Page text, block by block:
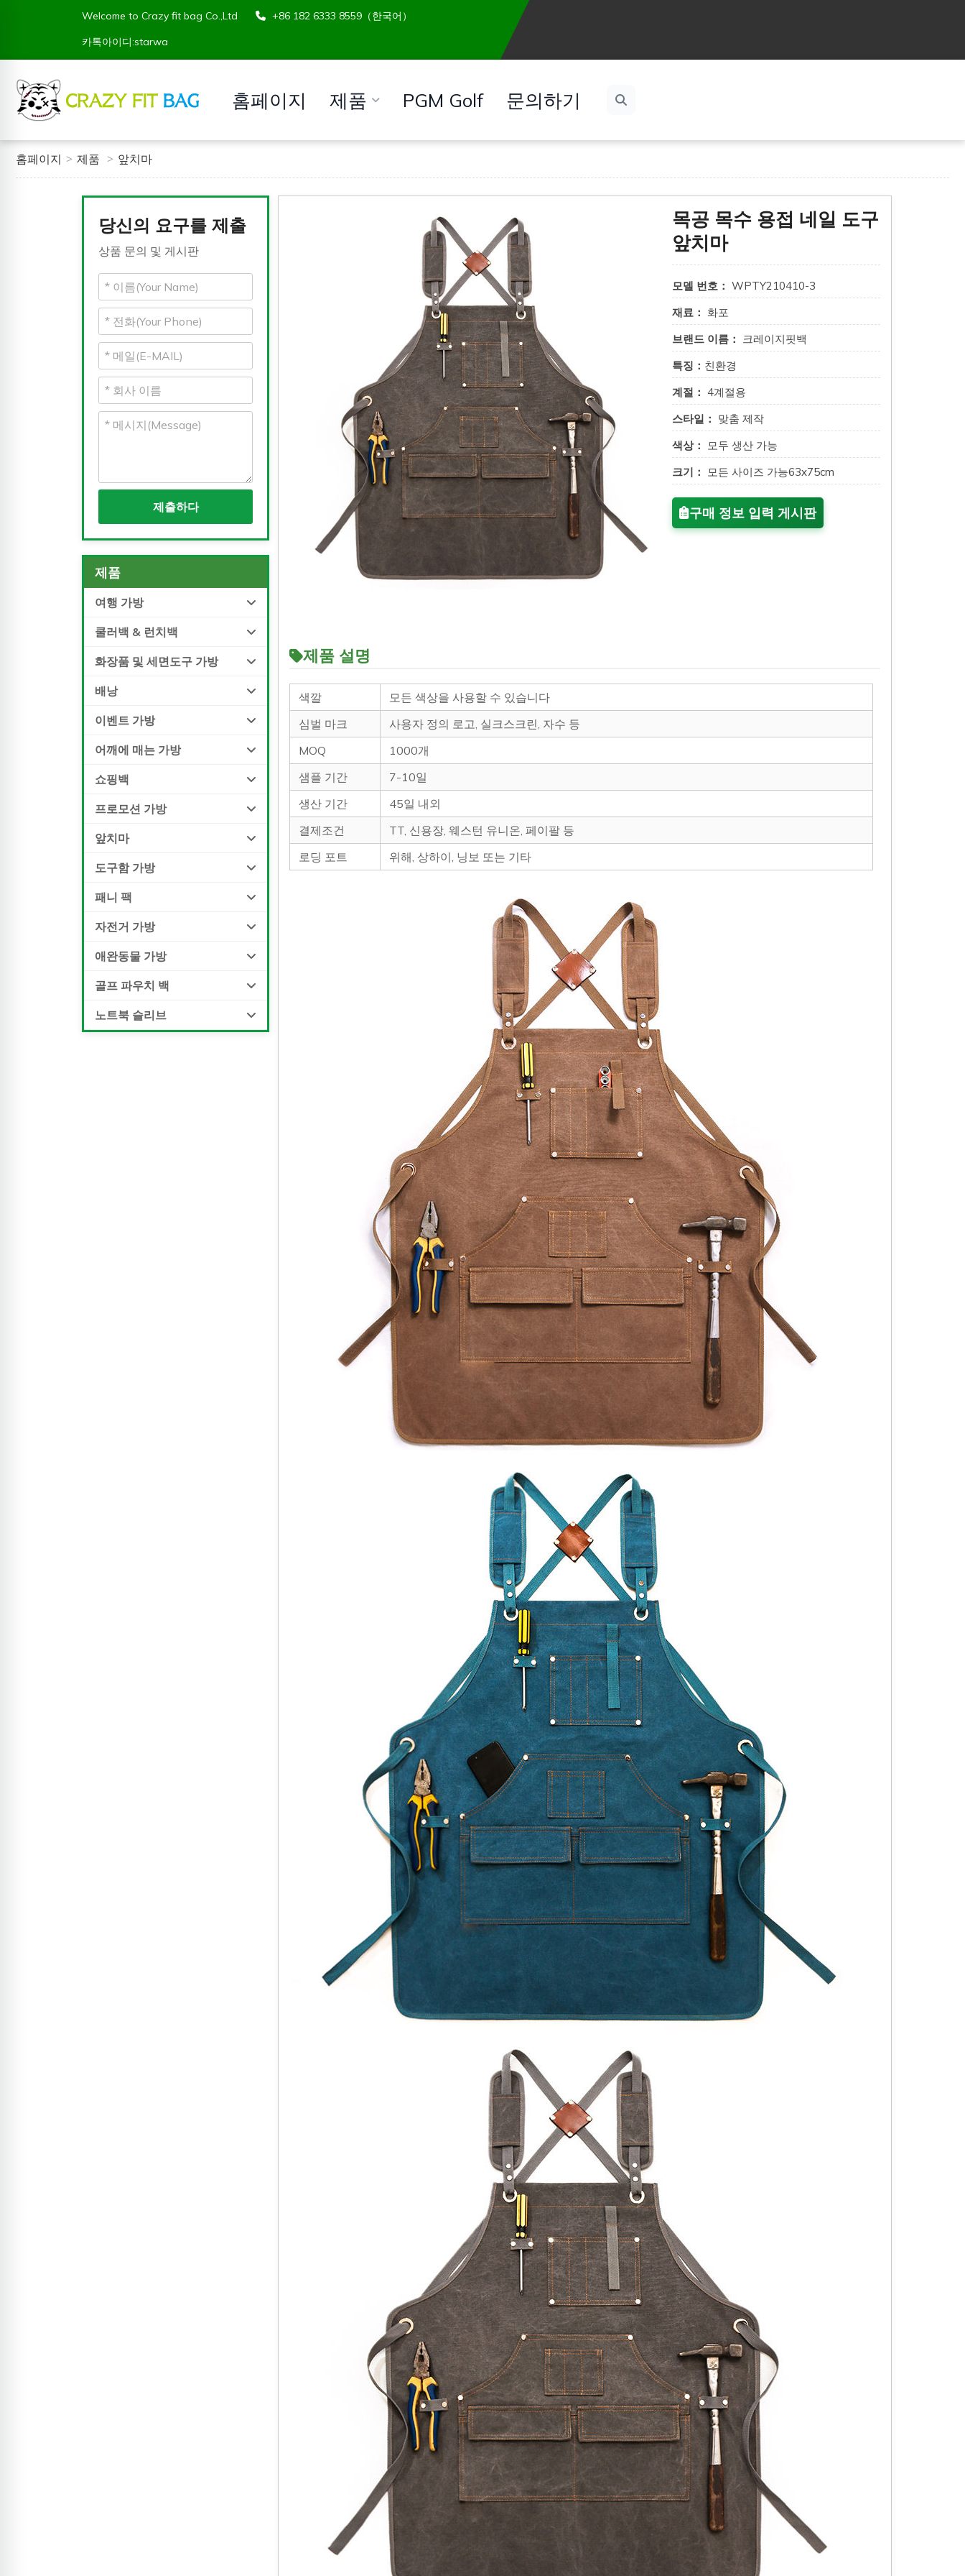
Welcome to Crazy fit bag Co.,Ltd
+86 182 6333 8559（한국어）
카톡아이디:starwa
홈페이지 제품 PGM Golf 문의하기
홈페이지 제품 앞치마
당신의 요구를 제출
상품 문의 및 게시판
제출하다
제품
여행 가방
쿨러백 & 런치백
화장품 및 세면도구 가방
배낭
이벤트 가방
어깨에 매는 가방
쇼핑백
프로모션 가방
앞치마
도구함 가방
패니 팩
자전거 가방
애완동물 가방
골프 파우치 백
노트북 슬리브
목공 목수 용접 네일 도구
앞치마
모델 번호： WPTY210410-3
재료： 화포
브랜드 이름： 크레이지핏백
특징： 친환경
계절： 4계절용
스타일： 맞춤 제작
색상： 모두 생산 가능
크기： 모든 사이즈 가능63x75cm
구매 정보 입력 게시판
제품 설명
색깔
모든 색상을 사용할 수 있습니다
심벌 마크
사용자 정의 로고, 실크스크린, 자수 등
MOQ
1000개
샘플 기간
7-10일
생산 기간
45일 내외
결제조건
TT, 신용장, 웨스턴 유니온, 페이팔 등
로딩 포트
위해, 상하이, 닝보 또는 기타